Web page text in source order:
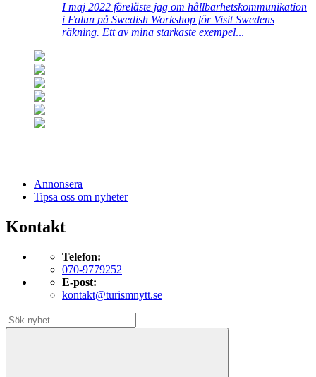
I maj 2022 föreläste jag om hållbarhetskommunikation
i Falun på Swedish Workshop för Visit Swedens
räkning. Ett av mina starkaste exempel...
Annonsera
Tipsa oss om nyheter
Kontakt
Telefon:
070-9779252
E-post:
kontakt@turismnytt.se